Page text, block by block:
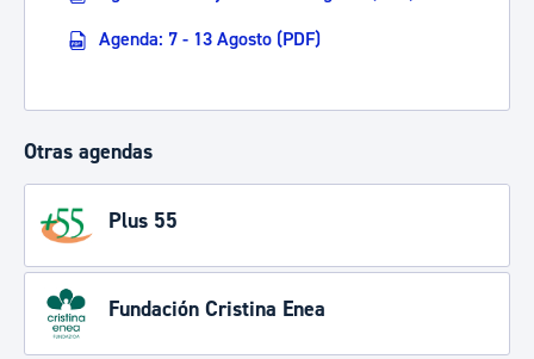
Agenda: 7 - 13 Agosto (PDF)
Otras agendas
Plus 55
Fundación Cristina Enea